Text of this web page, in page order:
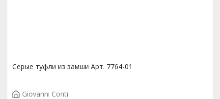
Серые туфли из замши Арт. 7764-01
Giovanni Conti